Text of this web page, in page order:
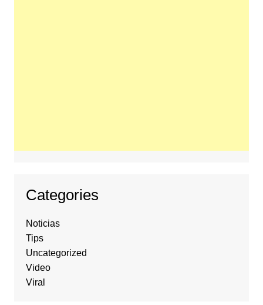
Categories
Noticias
Tips
Uncategorized
Video
Viral